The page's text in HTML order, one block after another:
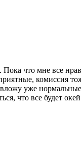
что мне все
комиссия
уже
что все будет